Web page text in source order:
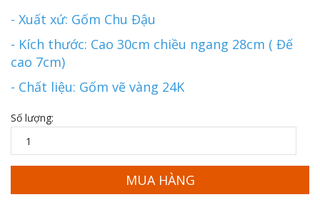
- Xuất xứ: Gốm Chu Đậu
- Kích thước: Cao 30cm chiều ngang 28cm ( Đế
cao 7cm)
- Chất liệu: Gốm vẽ vàng 24K
Số lượng:
MUA HÀNG